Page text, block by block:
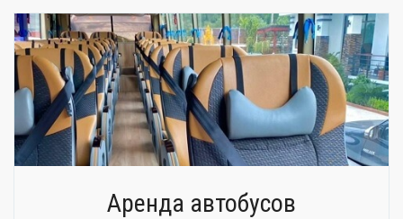
Аренда автобусов